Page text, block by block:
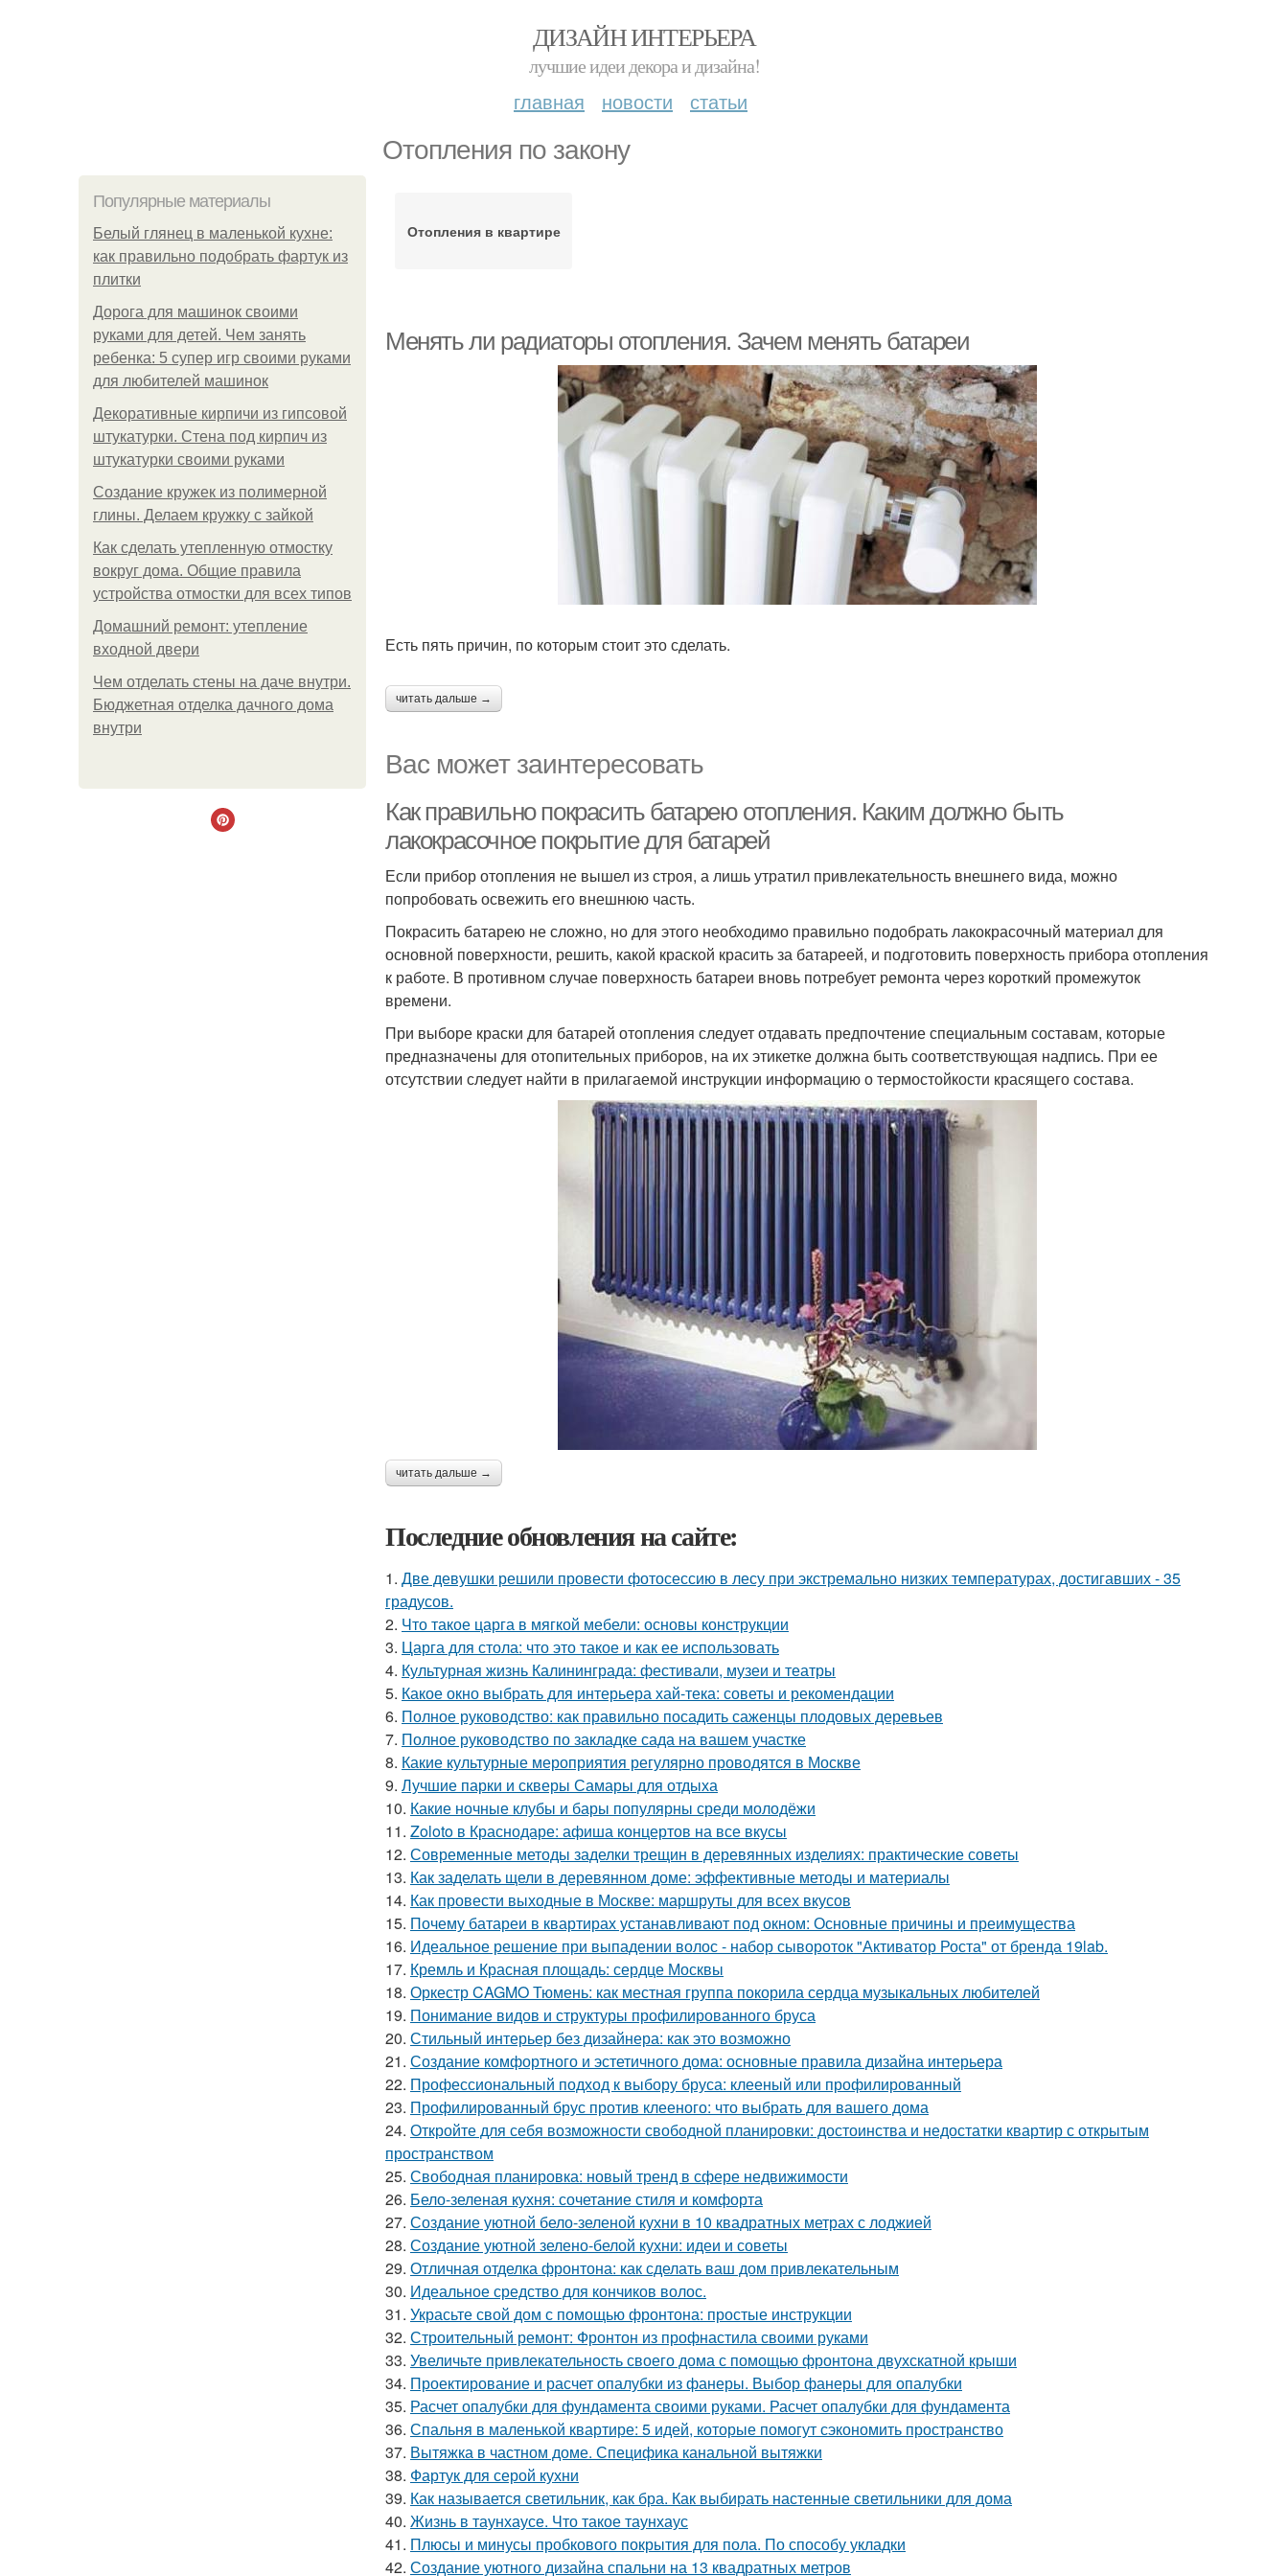
ДИЗАЙН ИНТЕРЬЕРА
лучшие идеи декора и дизайна!
главная новости статьи
Отопления по закону
Популярные материалы
Белый глянец в маленькой кухне:
как правильно подобрать фартук из
плитки
Дорога для машинок своими
руками для детей. Чем занять
ребенка: 5 супер игр своими руками
для любителей машинок
Декоративные кирпичи из гипсовой
штукатурки. Стена под кирпич из
штукатурки своими руками
Создание кружек из полимерной
глины. Делаем кружку с зайкой
Как сделать утепленную отмостку
вокруг дома. Общие правила
устройства отмостки для всех типов
Домашний ремонт: утепление
входной двери
Чем отделать стены на даче внутри.
Бюджетная отделка дачного дома
внутри
Отопления в квартире
Менять ли радиаторы отопления. Зачем менять батареи
Есть пять причин, по которым стоит это сделать.
читать дальше →
Вас может заинтересовать
Как правильно покрасить батарею отопления. Каким должно быть
лакокрасочное покрытие для батарей
Если прибор отопления не вышел из строя, а лишь утратил привлекательность внешнего вида, можно
попробовать освежить его внешнюю часть.
Покрасить батарею не сложно, но для этого необходимо правильно подобрать лакокрасочный материал для
основной поверхности, решить, какой краской красить за батареей, и подготовить поверхность прибора отопления
к работе. В противном случае поверхность батареи вновь потребует ремонта через короткий промежуток
времени.
При выборе краски для батарей отопления следует отдавать предпочтение специальным составам, которые
предназначены для отопительных приборов, на их этикетке должна быть соответствующая надпись. При ее
отсутствии следует найти в прилагаемой инструкции информацию о термостойкости красящего состава.
читать дальше →
Последние обновления на сайте:
1. Две девушки решили провести фотосессию в лесу при экстремально низких температурах, достигавших - 35
градусов.
2. Что такое царга в мягкой мебели: основы конструкции
3. Царга для стола: что это такое и как ее использовать
4. Культурная жизнь Калининграда: фестивали, музеи и театры
5. Какое окно выбрать для интерьера хай-тека: советы и рекомендации
6. Полное руководство: как правильно посадить саженцы плодовых деревьев
7. Полное руководство по закладке сада на вашем участке
8. Какие культурные мероприятия регулярно проводятся в Москве
9. Лучшие парки и скверы Самары для отдыха
10. Какие ночные клубы и бары популярны среди молодёжи
11. Zoloto в Краснодаре: афиша концертов на все вкусы
12. Современные методы заделки трещин в деревянных изделиях: практические советы
13. Как заделать щели в деревянном доме: эффективные методы и материалы
14. Как провести выходные в Москве: маршруты для всех вкусов
15. Почему батареи в квартирах устанавливают под окном: Основные причины и преимущества
16. Идеальное решение при выпадении волос - набор сывороток "Активатор Роста" от бренда 19lab.
17. Кремль и Красная площадь: сердце Москвы
18. Оркестр CAGMO Тюмень: как местная группа покорила сердца музыкальных любителей
19. Понимание видов и структуры профилированного бруса
20. Стильный интерьер без дизайнера: как это возможно
21. Создание комфортного и эстетичного дома: основные правила дизайна интерьера
22. Профессиональный подход к выбору бруса: клееный или профилированный
23. Профилированный брус против клееного: что выбрать для вашего дома
24. Откройте для себя возможности свободной планировки: достоинства и недостатки квартир с открытым
пространством
25. Свободная планировка: новый тренд в сфере недвижимости
26. Бело-зеленая кухня: сочетание стиля и комфорта
27. Создание уютной бело-зеленой кухни в 10 квадратных метрах с лоджией
28. Создание уютной зелено-белой кухни: идеи и советы
29. Отличная отделка фронтона: как сделать ваш дом привлекательным
30. Идеальное средство для кончиков волос.
31. Украсьте свой дом с помощью фронтона: простые инструкции
32. Строительный ремонт: Фронтон из профнастила своими руками
33. Увеличьте привлекательность своего дома с помощью фронтона двухскатной крыши
34. Проектирование и расчет опалубки из фанеры. Выбор фанеры для опалубки
35. Расчет опалубки для фундамента своими руками. Расчет опалубки для фундамента
36. Спальня в маленькой квартире: 5 идей, которые помогут сэкономить пространство
37. Вытяжка в частном доме. Специфика канальной вытяжки
38. Фартук для серой кухни
39. Как называется светильник, как бра. Как выбирать настенные светильники для дома
40. Жизнь в таунхаусе. Что такое таунхаус
41. Плюсы и минусы пробкового покрытия для пола. По способу укладки
42. Создание уютного дизайна спальни на 13 квадратных метров